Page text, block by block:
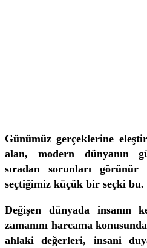
Günümüz gerçeklerine
alan, modern dünyanın
sıradan sorunları görünür
seçtiğimiz küçük bir seçki bu.
Değişen dünyada insanın
zamanını harcama
ahlaki değerleri, insani